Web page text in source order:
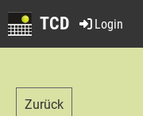
Login
TCD
Zurück